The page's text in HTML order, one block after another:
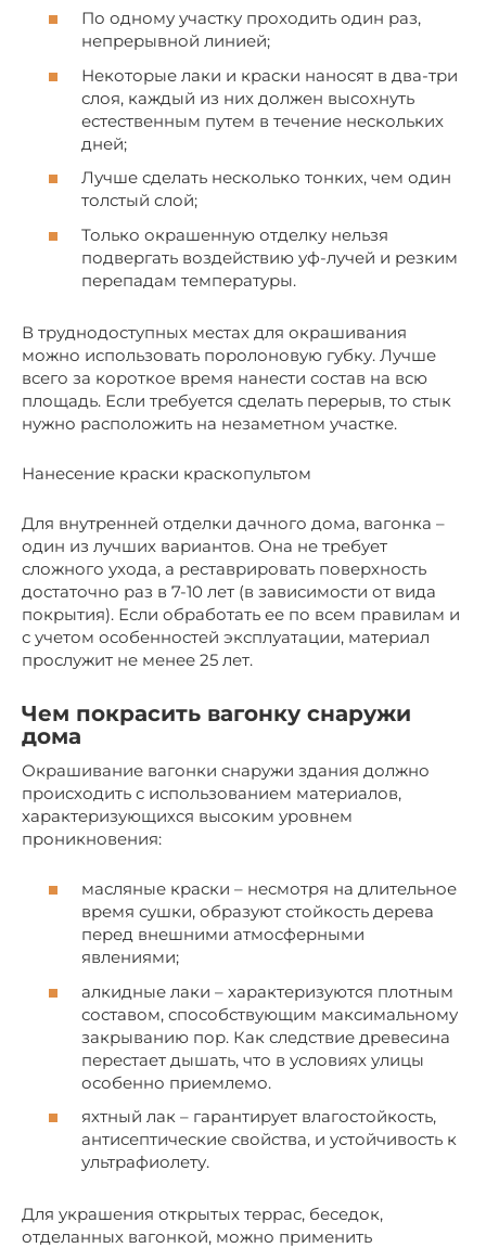
По одному участку проходить один раз,
непрерывной линией;
Некоторые лаки и краски наносят в два-три
слоя, каждый из них должен высохнуть
естественным путем в течение нескольких
дней;
Лучше сделать несколько тонких, чем один
толстый слой;
Только окрашенную отделку нельзя
подвергать воздействию уф-лучей и резким
перепадам температуры.
В труднодоступных местах для окрашивания
можно использовать поролоновую губку. Лучше
всего за короткое время нанести состав на всю
площадь. Если требуется сделать перерыв, то стык
нужно расположить на незаметном участке.
Нанесение краски краскопультом
Для внутренней отделки дачного дома, вагонка –
один из лучших вариантов. Она не требует
сложного ухода, а реставрировать поверхность
достаточно раз в 7-10 лет (в зависимости от вида
покрытия). Если обработать ее по всем правилам и
с учетом особенностей эксплуатации, материал
прослужит не менее 25 лет.
Чем покрасить вагонку снаружи
дома
Окрашивание вагонки снаружи здания должно
происходить с использованием материалов,
характеризующихся высоким уровнем
проникновения:
масляные краски – несмотря на длительное
время сушки, образуют стойкость дерева
перед внешними атмосферными
явлениями;
алкидные лаки – характеризуются плотным
составом, способствующим максимальному
закрыванию пор. Как следствие древесина
перестает дышать, что в условиях улицы
особенно приемлемо.
яхтный лак – гарантирует влагостойкость,
антисептические свойства, и устойчивость к
ультрафиолету.
Для украшения открытых террас, беседок,
отделанных вагонкой, можно применить